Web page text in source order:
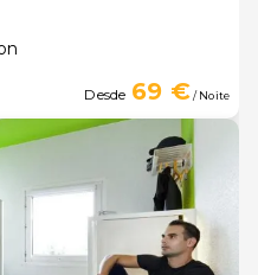
Desde 69 €/ Noite